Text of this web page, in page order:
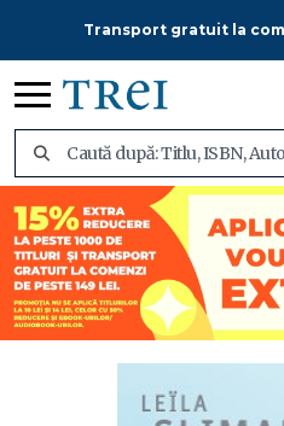
Transport gratuit la